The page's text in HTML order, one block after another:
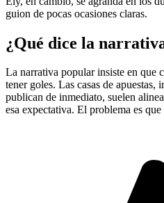
guion de pocas ocasiones claras.
¿Qué dice la
La narrativa popular insiste en que
tener goles. Las casas de apuestas,
publican de inmediato, suelen
esa expectativa. El problema es